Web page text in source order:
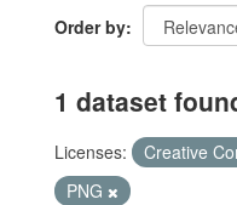
Order by
1 dataset
Licenses: Creative
PNG